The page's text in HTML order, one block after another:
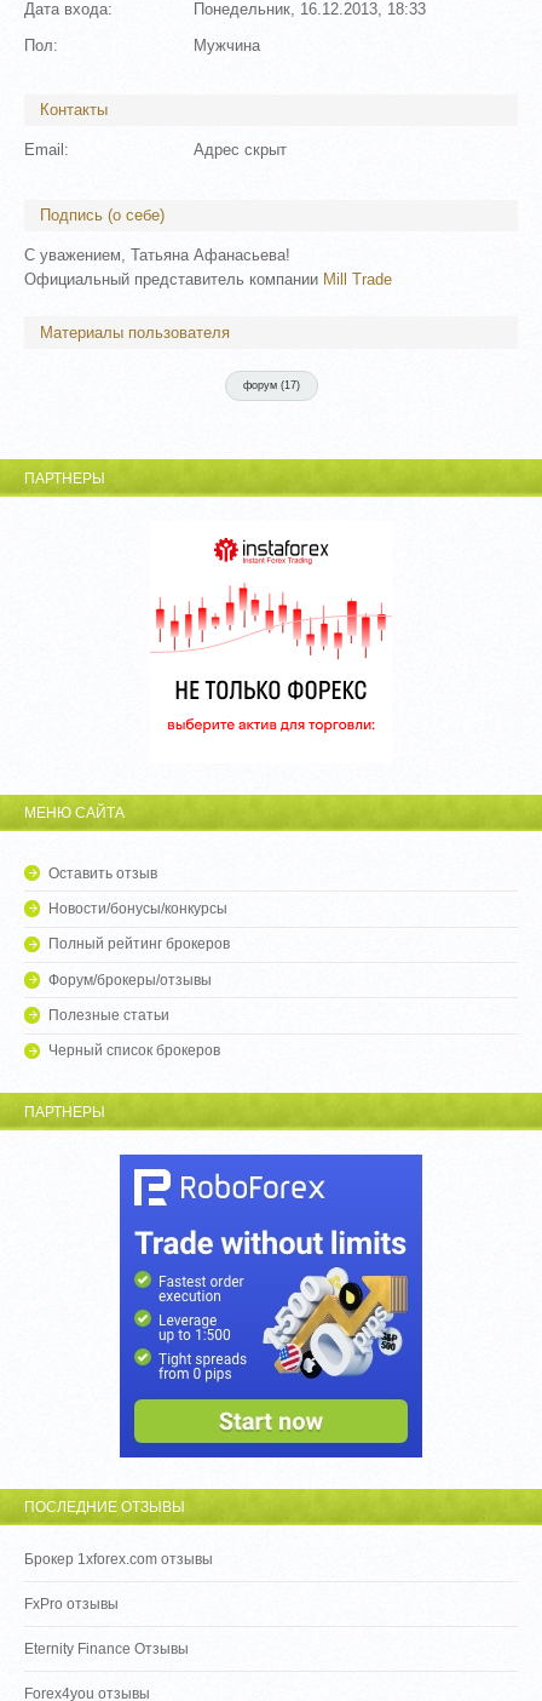
Дата входа: Понедельник, 16.12.2013, 18:33
Пол: Мужчина
Контакты
Email: Адрес скрыт
Подпись (о себе)
С уважением, Татьяна Афанасьева!
Официальный представитель компании Mill Trade
Материалы пользователя
форум (17)
ПАРТНЕРЫ
МЕНЮ САЙТА
Оставить отзыв
Новости/бонусы/конкурсы
Полный рейтинг брокеров
Форум/брокеры/отзывы
Полезные статьи
Черный список брокеров
ПАРТНЕРЫ
ПОСЛЕДНИЕ ОТЗЫВЫ
Брокер 1xforex.com отзывы
FxPro отзывы
Eternity Finance Отзывы
Forex4you отзывы